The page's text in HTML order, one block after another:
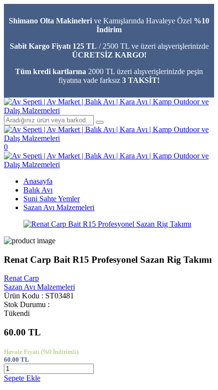
Shimano Olta Makineleri ve Kamışlarında Havaleye Özel %10
İndirim
Sabit Kargo Fiyatı 125 TL / 2500 TL ve üzeri alışverişlerinizde
ÜCRETSİZ KARGO!
Tüm kredi kartlarına 2000 TL üzeri alışverişlerinizde peşin
fiyatına vade farksız 3 TAKSİT!
0
Anasayfa
Balık Avı
Suni Sahte Yemler
Sazan Avı Malzemeleri
Renat Carp Bait R15 Profesyonel Sazan Rig Takımı
Renat Carp
Sazan Avı Malzemeleri
Ürün Kodu : ST03481
Stok Durumu :
Tükendi
60.00 TL
Havale Fiyatı (%0 İndirimli)
60.00 TL
Sepete Ekle